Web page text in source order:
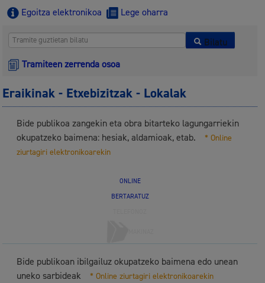
Egoitza elektronikoa Lege oharra
Bilatu
Tramiteen zerrenda osoa
Eraikinak - Etxebizitzak - Lokalak
Bide publikoa zangekin eta obra bitarteko lagungarriekin
okupatzeko baimena: hesiak, aldamioak, etab.
* Online
ziurtagiri elektronikoarekin
ONLINE
BERTARATUZ
Bide publikoan ibilgailuz okupatzeko baimena edo unean
uneko sarbideak
* Online ziurtagiri elektronikoarekin